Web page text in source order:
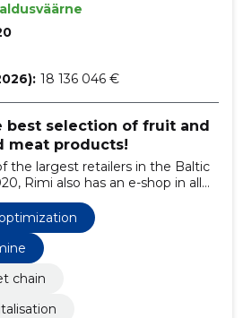
18 136 046 €
best selection of fruit and
meat products!
the largest retailers in the Baltic
Rimi also has an e-shop in all
The company employs more
the Baltic States.
chain